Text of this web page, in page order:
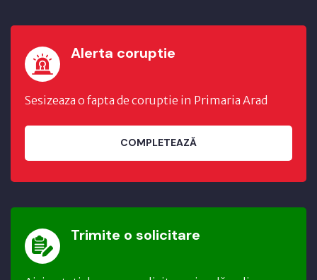
Alerta coruptie
Sesizeaza o fapta de coruptie in Primaria Arad
COMPLETEAZĂ
Trimite o solicitare